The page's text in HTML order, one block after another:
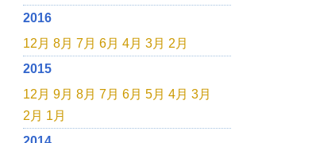
2016
12月 8月 7月 6月 4月 3月 2月
2015
12月 9月 8月 7月 6月 5月 4月 3月
2月 1月